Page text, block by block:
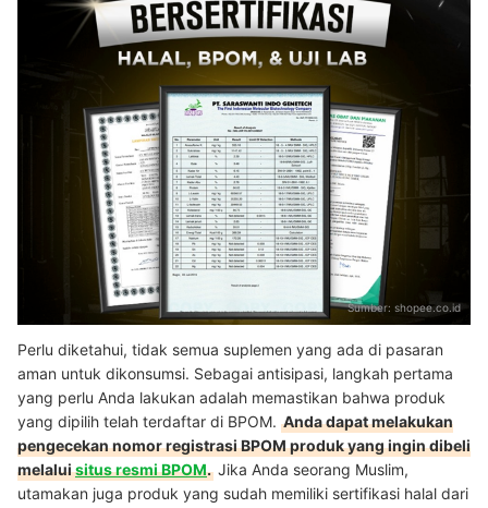
Sumber: shopee.co.id
Perlu diketahui, tidak semua suplemen yang ada di pasaran
aman untuk dikonsumsi. Sebagai antisipasi, langkah pertama
yang perlu Anda lakukan adalah memastikan bahwa produk
yang dipilih telah terdaftar di BPOM. Anda dapat melakukan
pengecekan nomor registrasi BPOM produk yang ingin dibeli
melaluisitus resmi BPOM. Jika Anda seorang Muslim,
utamakan juga produk yang sudah memiliki sertifikasi halal dari